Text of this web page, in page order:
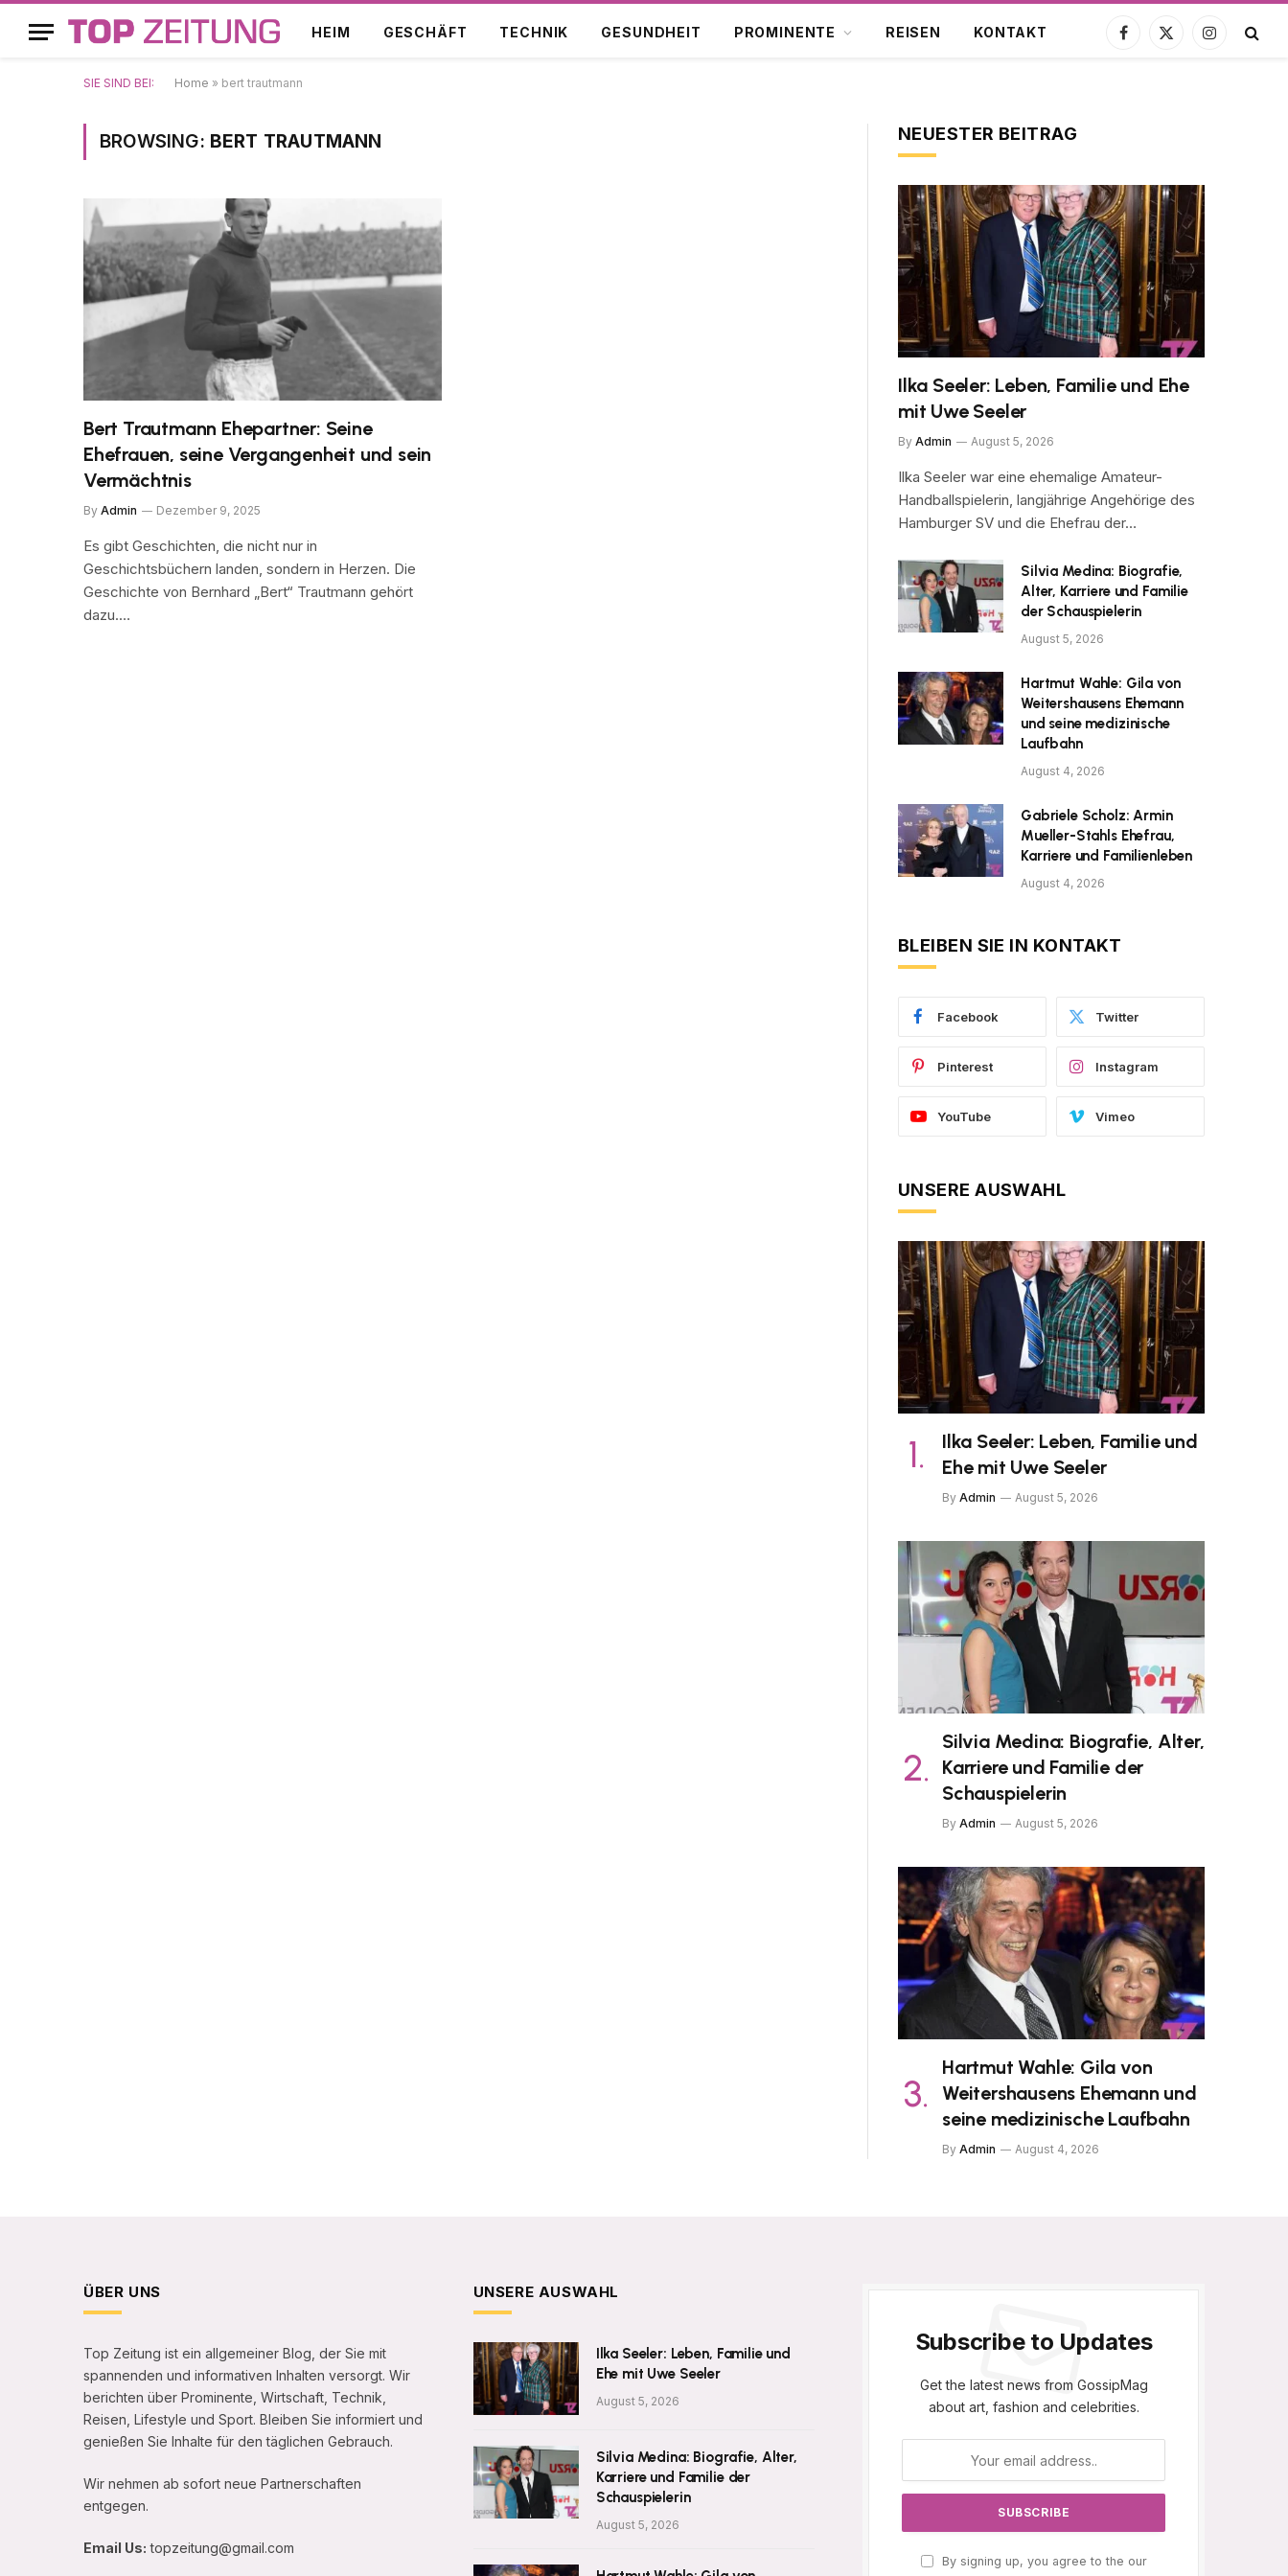
HEIM GESCHÄFT TECHNIK GESUNDHEIT PROMINENTE REISEN KONTAKT
Facebook
X
Instagram
SIE SIND BEI: Home » bert trautmann
BROWSING: BERT TRAUTMANN
Bert Trautmann Ehepartner: Seine
Ehefrauen, seine Vergangenheit und sein
Vermächtnis
By Admin Dezember 9, 2025
Es gibt Geschichten, die nicht nur in
Geschichtsbüchern landen, sondern in Herzen. Die
Geschichte von Bernhard „Bert“ Trautmann gehört
dazu.…
NEUESTER BEITRAG
Ilka Seeler: Leben, Familie und Ehe
mit Uwe Seeler
By Admin August 5, 2026
Ilka Seeler war eine ehemalige Amateur-
Handballspielerin, langjährige Angehörige des
Hamburger SV und die Ehefrau der…
Silvia Medina: Biografie,
Alter, Karriere und Familie
der Schauspielerin
August 5, 2026
Hartmut Wahle: Gila von
Weitershausens Ehemann
und seine medizinische
Laufbahn
August 4, 2026
Gabriele Scholz: Armin
Mueller-Stahls Ehefrau,
Karriere und Familienleben
August 4, 2026
BLEIBEN SIE IN KONTAKT
Facebook Twitter
Pinterest Instagram
YouTube Vimeo
UNSERE AUSWAHL
Ilka Seeler: Leben, Familie und
Ehe mit Uwe Seeler
By Admin August 5, 2026
Silvia Medina: Biografie, Alter,
Karriere und Familie der
Schauspielerin
By Admin August 5, 2026
Hartmut Wahle: Gila von
Weitershausens Ehemann und
seine medizinische Laufbahn
By Admin August 4, 2026
ÜBER UNS
Top Zeitung ist ein allgemeiner Blog, der Sie mit
spannenden und informativen Inhalten versorgt. Wir
berichten über Prominente, Wirtschaft, Technik,
Reisen, Lifestyle und Sport. Bleiben Sie informiert und
genießen Sie Inhalte für den täglichen Gebrauch.
Wir nehmen ab sofort neue Partnerschaften
entgegen.
Email Us: topzeitung@gmail.com
UNSERE AUSWAHL
Ilka Seeler: Leben, Familie und
Ehe mit Uwe Seeler
August 5, 2026
Silvia Medina: Biografie, Alter,
Karriere und Familie der
Schauspielerin
August 5, 2026
Subscribe to Updates
Get the latest news from GossipMag
about art, fashion and celebrities.
By signing up, you agree to the our